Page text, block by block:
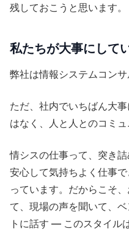
残しておこうと思います。
私たちが大事にして
弊社は情報システムコンサ
ただ、社内でいちばん大
はなく、人と人とのコミュ
情シスの仕事って、突き
安心して気持ちよく仕事
っています。だからこそ
て、現場の声を聞いて、
トに話す ― このスタイル